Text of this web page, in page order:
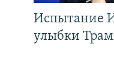
Испытание
улыбки